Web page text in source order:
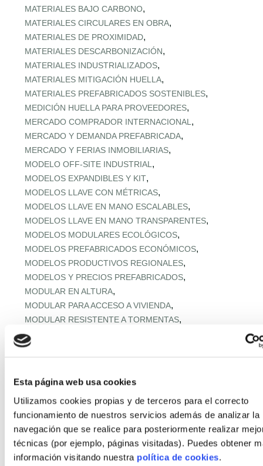
Esta página web usa cookies
Utilizamos cookies propias y de terceros para el correcto
funcionamiento de nuestros servicios además de analizar la
navegación que se realice para posteriormente realizar
técnicas (por ejemplo, páginas visitadas). Puedes obtener
información visitando nuestra política de cookies.
MATERIALES BAJO CARBONO,
MATERIALES CIRCULARES EN OBRA,
MATERIALES DE PROXIMIDAD,
MATERIALES DESCARBONIZACIÓN,
MATERIALES INDUSTRIALIZADOS,
MATERIALES MITIGACIÓN HUELLA,
MATERIALES PREFABRICADOS SOSTENIBLES,
MEDICIÓN HUELLA PARA PROVEEDORES,
MERCADO COMPRADOR INTERNACIONAL ,
MERCADO Y DEMANDA PREFABRICADA,
MERCADO Y FERIAS INMOBILIARIAS,
MODELO OFF-SITE INDUSTRIAL ,
MODELOS EXPANDIBLES Y KIT,
MODELOS LLAVE CON MÉTRICAS,
MODELOS LLAVE EN MANO ESCALABLES,
MODELOS LLAVE EN MANO TRANSPARENTES,
MODELOS MODULARES ECOLÓGICOS,
MODELOS PREFABRICADOS ECONÓMICOS,
MODELOS PRODUCTIVOS REGIONALES,
MODELOS Y PRECIOS PREFABRICADOS,
MODULAR EN ALTURA,
MODULAR PARA ACCESO A VIVIENDA,
MODULAR RESISTENTE A TORMENTAS,
MODULAR RURAL ASEQUIBLE
MONTAJE EXPRÉS Y MICROPLAZOS
NORMATIVA URBANA Y SUELO
OFERTA RETAIL Y LLAVE EN MANO
,OFF‑SITE VIVIENDA ASEQUIBLE,
OFF‑SITE Y FÁBRICAS MODULARES
OPTIMIZACIÓN IA CADENA,
PANELES Y MÓDULOS ESTRUCTURALES ,
PASSIVHAUS APLICADA,PASSIVHAUS APLICADO,